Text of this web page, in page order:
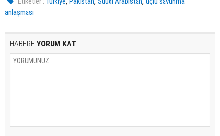
anlaşması
HABERE YORUM KAT